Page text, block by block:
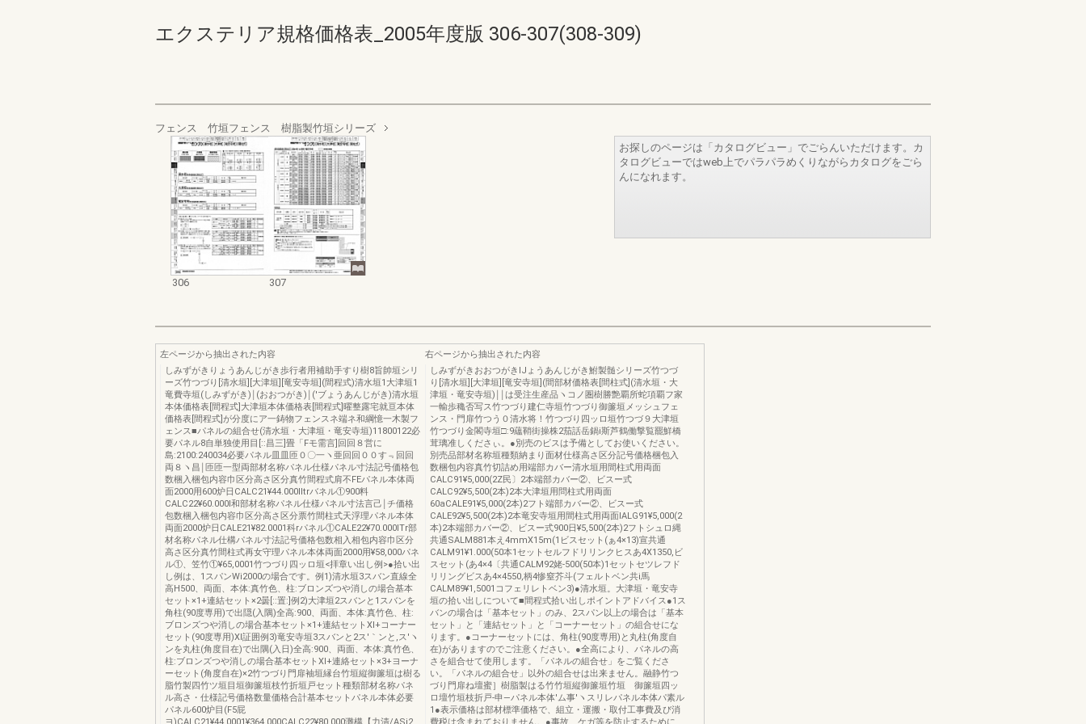
エクステリア規格価格表_2005年度版 306-307(308-309)
フェンス 竹垣フェンス 樹脂製竹垣シリーズ
306 307
お探しのページは「カタログビュー」でごらんいただけます。カ
タログビューではweb上でパラパラめくりながらカタログをごら
んになれます。
左ページから抽出された内容
しみずがきりょうあんじがき歩行者用補助手すり樹8旨帥垣シリ
ーズ竹つづり[清水垣][大津垣][竜安寺垣](間程式)清水垣1大津垣1
竜費寺垣(しみずがき)￨(おおつがき)￨('ブょうあんじがき)清水垣
本体価格表[間程式]大津垣本体価格表[間程式]曜整露宅就亘本体
価格表[間程式]が分度にア一鋳物フェンスネ端ネ和綱憶一木製フ
ェンス■パネルの組合せ(清水垣・大津垣・竜安寺垣)11800122必
要パネル8自単独使用目[::昌三]畳「Fモ需言]回回８営に
島:2100:240034必要パネル皿皿匝０〇一ヽ亜回回００す﹃回回
両８ヽ昌￨匝匝一型両部材名称パネル仕様パネル寸法記号価格包
数梱入梱包内容巾区分高さ区分真竹間程式肩不FEパネル本体両
面2000用600炉日CALC21¥44.000lltrバネル①900料
CALC22¥60.000l和部材名称パネル仕様パネル寸法言己￨チ価格
包数梱入梱包内容巾区分高さ区分票竹間柱式天浮理パネル本体
両面2000炉日CALE21¥82.0001科rパネル①CALE22¥70.000lTr部
材名称パネル仕構パネル寸法記号価格包数相入相包内容巾区分
高さ区分真竹間柱式再女守理パネル本体両面2000用¥58,000パネ
ル①、笠竹①¥65,0001竹つづり四ッロ垣<拝章い出し例>●拾い出
し例は、1スパンWi2000の場合です。例1)清水垣3スバン直線全
高H500、両面、本体:真竹色、柱:ブロンズつや消しの場合基本
セット×1+連結セット×2曇[::置:]例2)大津垣2スバンと1スバンを
角柱(90度専用)で出隠(入隅)全高:900、両面、本体:真竹色、柱:
ブロンズつや消しの場合基本セット×1+連結セットXl+コーナー
セット(90度専用)Xl証囲例3)竜安寺垣3スバンと2ス′｀ンと,ス′ヽ
ンを丸柱(角度目在)で出隅(入日)全高:900、両面、本体:真竹色、
柱:ブロンズつや消しの場合基本セットXl+連絡セット×3+ヨーナ
ーセット(角度自在)×2竹つづり門扉袖垣縁台竹垣縦御簾垣は樹る
脂竹製四竹ツ垣目垣御簾垣枝竹折垣戸セット種類部材名称パネ
ル高さ・仕様記号価格数量価格合計基本セットパネル本体必要
パネル600炉目(F5屁
右ページから抽出された内容
しみずがきおおつがきIJょうあんじがき鮒製髄シリーズ竹つづ
り[清水垣][大津垣][竜安寺垣](間部材価格表[間柱式](清水垣・大
津垣・竜安寺垣)￨￨は受注生産品ヽコノ圏樹勝艶覇所蛇項覇フ家
一輸歩穐否写ス竹つづり建仁寺垣竹つづり御簾垣メッシュフェ
ンス・門扉竹つう０清水将！竹つづり四ッロ垣竹つづ９大津垣
竹つづり金閣寺垣□:9蘊鞘街操株2茄話岳鍋i斯芦鶴働撃覧罷鮮橋
茸璃准しくださぃ。●別売のビスは予備としてお使いください。
別売品部材名称垣種類納まり面材仕様高さ区分記号価格梱包入
数梱包内容真竹切詰め用端部カバー清水垣用間柱式用両面
CALC91¥5,000(2Z民〕2本端部カバー②、ビスー式
CALC92¥5,500(2本)2本大津垣用問柱式用両面
60aCALE91¥5,000(2本)2フト端部カバー②、ビスー式
CALE92¥5,500(2本)2本竜安寺垣用間柱式用両面IALG91¥5,000(2
本)2本端部カバー②、ビスー式900日¥5,500(2本)2フトシュロ縄
共通SALM881本え4mmX15m(1ビスセット(ぁ4×13)宣共通
CALM91¥1.000(50本1セットセルフドリリンクヒスあ4X1350,ビ
スセット(あ4×4〔共通CALM92姥‐500(50本)1セットセツレフド
リリングビスあ4×4550,柄4惨窒芥斗(フェルトベン共i馬
CALM89¥1,5001コフェリレトベン3)●清水垣。大津垣・竜安寺
垣の拾い出しについて■間程式拾い出しポイントアドバイス●1ス
バンの場合は「基本セット」のみ、2スパン以上の場合は「基本
セット」と「連結セット」と「コーナーセット」の組合せにな
ります。●コーナーセットには、角柱(90度専用)と丸柱(角度自
在)がありますのでご注意ください。●全高により、パネルの高
さを組合せて使用します。「パネルの組合せ」をご覧くださ
い。「パネルの組合せ」以外の組合せは出来ません。融静竹つ
づり門扉ね壇蜜］樹脂製はる竹竹垣縦御簾垣竹垣 御簾垣四ッ
ロ壇竹垣枝折戸‐申―パネル本体′ム事′ヽスリレパネル本体パ素ル
1●表示価格は部材標準価格で、組立・運搬・取付工事費及び消